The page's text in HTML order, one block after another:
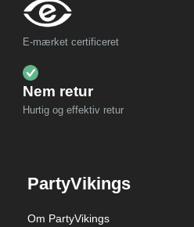
E-mærket certificeret
Nem retur
Hurtig og effektiv retur
PartyVikings
Om PartyVikings